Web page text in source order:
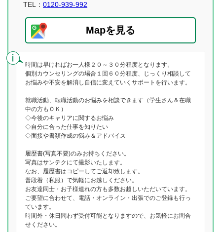
TEL： 0120-939-992
Mapを見る
時間は早ければお一人様２０～３０分程度となります。
個別カウンセリングの場合１回６０分程度、じっくり相談して
お悩みや不安を解消し自信に変えていくサポートを行います。
就職活動、転職活動のお悩みを相談できます（学生さん＆在職
中の方もＯＫ）
◇今後のキャリアに関するお悩み
◇自分に合った仕事を知りたい
◇面接や書類作成の悩み＆アドバイス
履歴書(写真不要)のみお持ちください。
写真はサンテクにて撮影いたします。
なお、履歴書はコピーしてご返却致します。
普段着（私服）で気軽にお越しください。
お友達同士・お子様連れの方も多数お越しいただいています。
ご要望に合わせて、電話・オンライン・出張でのご登録も行っ
ています。
時間外・休日問わず受付可能となりますので、お気軽にお問合
せください。